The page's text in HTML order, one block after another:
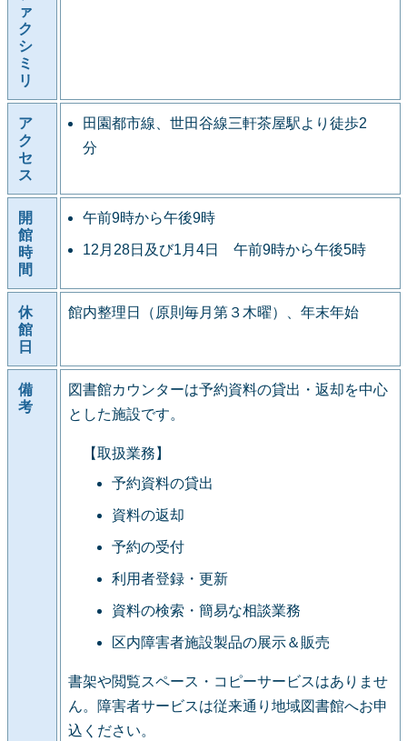
ァ
ク
シ
ミ
リ
ア
ク
セ
ス
田園都市線、世田谷線三軒茶屋駅より徒歩2
分
開
館
時
間
午前9時から午後9時
12月28日及び1月4日 午前9時から午後5時
休
館
日
館内整理日（原則毎月第３木曜）、年末年始
備
考
図書館カウンターは予約資料の貸出・返却を中心
とした施設です。
【取扱業務】
予約資料の貸出
資料の返却
予約の受付
利用者登録・更新
資料の検索・簡易な相談業務
区内障害者施設製品の展示＆販売
書架や閲覧スペース・コピーサービスはありませ
ん。障害者サービスは従来通り地域図書館へお申
込ください。